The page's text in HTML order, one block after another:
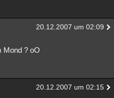
20.12.2007 um 02:09
Mond ? oO
20.12.2007 um 02:15